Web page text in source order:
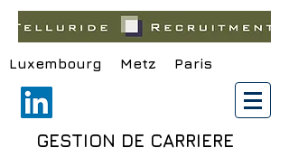
Luxembourg Metz Paris
GESTION DE CARRIERE